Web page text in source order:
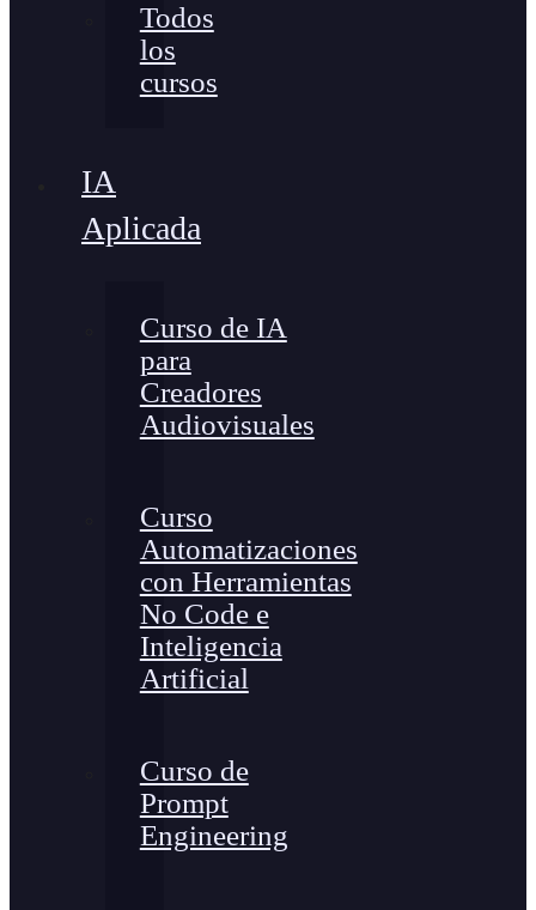
Todos
los
cursos
IA
Aplicada
Curso de IA
para
Creadores
Audiovisuales
Curso
Automatizaciones
con Herramientas
No Code e
Inteligencia
Artificial
Curso de
Prompt
Engineering